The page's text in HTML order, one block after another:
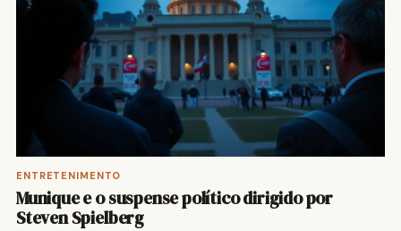
ENTRETENIMENTO
Munique e o suspense político dirigido por
Steven Spielberg